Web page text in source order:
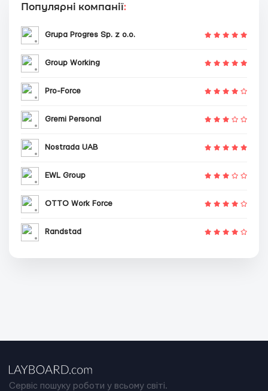
Популярні компанії:
Grupa Progres Sp. z o.o.
Group Working
Pro-Force
Gremi Personal
Nostrada UAB
EWL Group
OTTO Work Force
Randstad
Сервіс пошуку роботи у всьому світі.